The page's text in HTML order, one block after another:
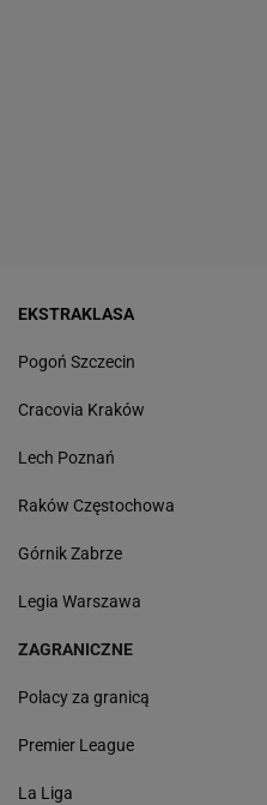
EKSTRAKLASA
Pogoń Szczecin
Cracovia Kraków
Lech Poznań
Raków Częstochowa
Górnik Zabrze
Legia Warszawa
ZAGRANICZNE
Polacy za granicą
Premier League
La Liga